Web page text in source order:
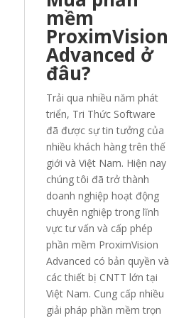
mềm
ProximVision
Advanced ở
đâu?
Trải qua nhiều năm phát
triển, Tri Thức Software
đã được sự tin tưởng của
nhiều khách hàng trên thế
giới và Việt Nam. Hiện nay
chúng tôi đã trở thành
doanh nghiệp hoạt động
chuyên nghiệp trong lĩnh
vực tư vấn và cấp phép
phần mềm ProximVision
Advanced có bản quyền và
các thiết bị CNTT lớn tại
Việt Nam. Cung cấp nhiều
giải pháp phần mềm trọn